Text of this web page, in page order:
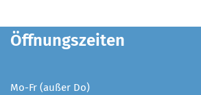
Öffnungszeiten
Mo-Fr (außer Do)